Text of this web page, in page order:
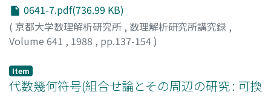
0641-7.pdf(736.99 KB)
( 京都大学数理解析研究所 , 数理解析研究所講究録 ,
Volume 641 , 1988 , pp.137-154)
Mitsuyasu
Item
代数幾何符号(組合せ論とその周辺の研究 : 可換